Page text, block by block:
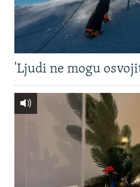
'Ljudi ne mogu